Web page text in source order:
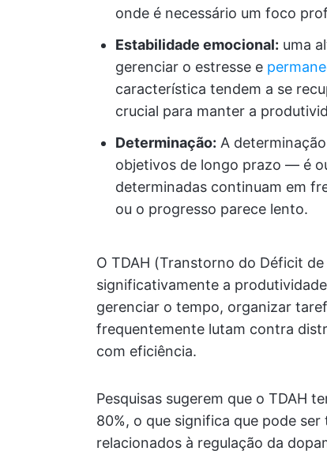
onde é necessário um foco
Estabilidade emocional: uma
gerenciar o estresse e
característica tendem a se
crucial para manter a
Determinação: A
objetivos de longo prazo — é
determinadas continuam em
ou o progresso parece lento.
O TDAH (Transtorno do Déficit
significativamente a
gerenciar o tempo, organizar
frequentemente lutam contra
com eficiência.
Pesquisas sugerem que o TDAH
80%, o que significa que pode
relacionados à regulação da